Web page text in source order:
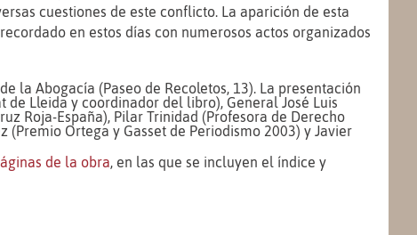
cuestiones de este conflicto. La aparición de esta
en estos días con numerosos actos organizados
la Abogacía (Paseo de Recoletos, 13). La presentación
Lleida y coordinador del libro), General José Luis
Roja-España), Pilar Trinidad (Profesora de Derecho
(Premio Ortega y Gasset de Periodismo 2003) y Javier
de la obra, en las que se incluyen el índice y